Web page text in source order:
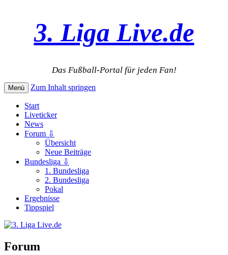
3. Liga Live.de
Das Fußball-Portal für jeden Fan!
Menü Zum Inhalt springen
Start
Liveticker
News
Forum ⇩
Übersicht
Neue Beiträge
Bundesliga ⇩
1. Bundesliga
2. Bundesliga
Pokal
Ergebnisse
Tippspiel
Forum